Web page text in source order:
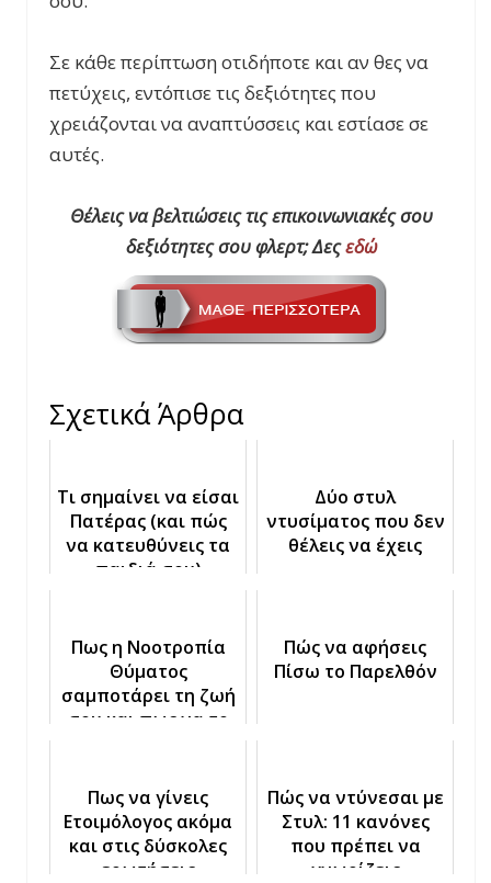
Σε κάθε περίπτωση οτιδήποτε και αν θες να
πετύχεις, εντόπισε τις δεξιότητες που
χρειάζονται να αναπτύσσεις και εστίασε σε
αυτές.
Θέλεις να βελτιώσεις τις επικοινωνιακές σου
δεξιότητες σου φλερτ; Δεςεδώ
Σχετικά Άρθρα
Τι σημαίνει να είσαι
Πατέρας (και πώς
να κατευθύνεις τα
παιδιά σου)
Δύο στυλ
ντυσίματος που δεν
θέλεις να έχεις
Πως η Νοοτροπία
Θύματος
σαμποτάρει τη ζωή
σου και πως να τo
Πώς να αφήσεις
Πίσω το Παρελθόν
Πως να γίνεις
Ετοιμόλογος ακόμα
και στις δύσκολες
ερωτήσεις
Πώς να ντύνεσαι με
Στυλ: 11 κανόνες
που πρέπει να
γνωρίζεις